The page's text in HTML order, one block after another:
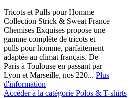
Tricots et Pulls pour Homme |
Collection Strick & Sweat France
Chemises Exquises propose une
gamme complète de tricots et
pulls pour homme, parfaitement
adaptée au climat français. De
Paris à Toulouse en passant par
Lyon et Marseille, nos 220... Plus
d'information
Accéder à la catégorie Polos & T-shirts